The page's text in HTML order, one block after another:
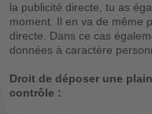
la publicité directe, tu as
moment. Il en va de même
directe. Dans ce cas
données à caractère
Droit de déposer une
contrôle :